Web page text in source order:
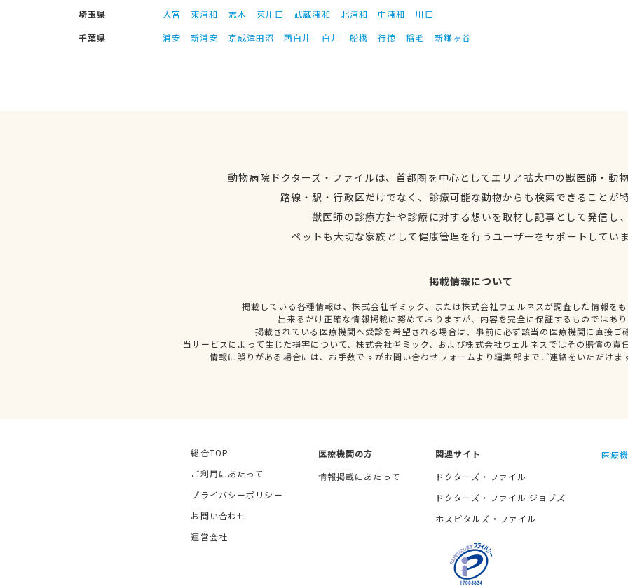
埼玉県
大宮 東浦和 志木 東川口 武蔵浦和 北浦和 中浦和
川口
千葉県
浦安 新浦安 京成津田沼 西白井 白井 船橋 行徳 稲毛 新鎌ヶ谷
動物病院ドクターズ・ファイルは、首都圏を中心としてエリア拡大中の獣医師・動
路線・駅・行政区だけでなく、診療可能な動物からも検索できることが
獣医師の診療方針や診療に対する想いを取材し記事として発信し
ペットも大切な家族として健康管理を行うユーザーをサポートしてい
掲載情報について
掲載している各種情報は、株式会社ギミック、または株式会社ウェルネスが調査した情報を
出来るだけ正確な情報掲載に努めておりますが、内容を完全に保証するものではあ
掲載されている医療機関へ受診を希望される場合は、事前に必ず該当の医療機関に直接ご
当サービスによって生じた損害について、株式会社ギミック、および株式会社ウェルネスではその賠償の責
情報に誤りがある場合には、お手数ですがお問い合わせフォームより編集部までご連絡をいただけま
総合TOP
ご利用にあたって
プライバシーポリシー
お問い合わせ
運営会社
医療機関の方
情報掲載にあたって
関連サイト
ドクターズ・ファイル
ドクターズ・ファイル ジョブズ
ホスピタルズ・ファイル
医療